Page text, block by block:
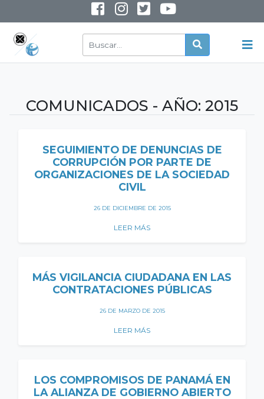
COMUNICADOS - AÑO: 2015
SEGUIMIENTO DE DENUNCIAS DE
CORRUPCIÓN POR PARTE DE
ORGANIZACIONES DE LA SOCIEDAD
CIVIL
26 DE DICIEMBRE DE 2015
LEER MÁS
MÁS VIGILANCIA CIUDADANA EN LAS
CONTRATACIONES PÚBLICAS
26 DE MARZO DE 2015
LEER MÁS
LOS COMPROMISOS DE PANAMÁ EN
LA ALIANZA DE GOBIERNO ABIERTO